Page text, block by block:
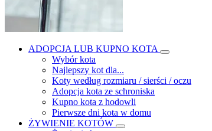
ADOPCJA LUB KUPNO KOTA
Wybór kota
Najlepszy kot dla...
Koty według rozmiaru / sierści / oczu
Adopcja kota ze schroniska
Kupno kota z hodowli
Pierwsze dni kota w domu
ŻYWIENIE KOTÓW